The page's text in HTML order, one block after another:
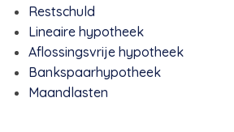
Restschuld
Lineaire hypotheek
Aflossingsvrije hypotheek
Bankspaarhypotheek
Maandlasten